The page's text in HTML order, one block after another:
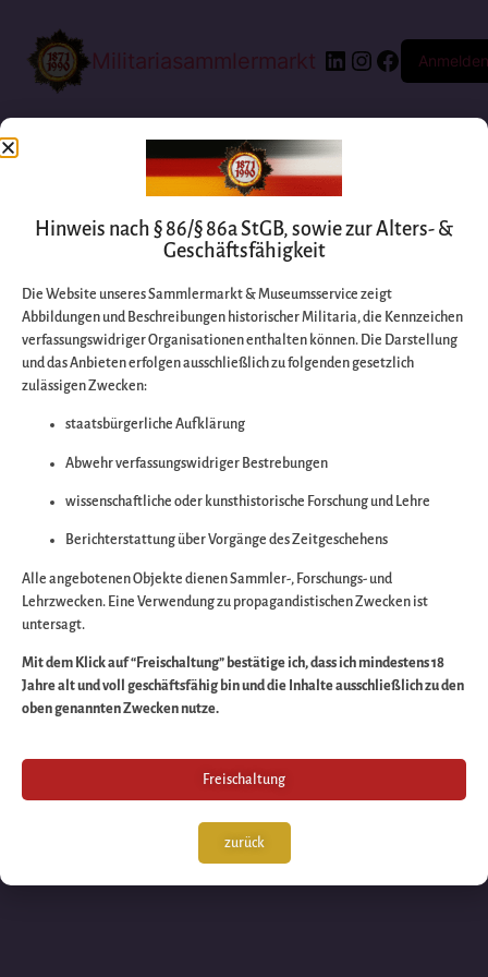
Militariasammlermarkt Anmelden
Entschuldigen Sie
bitte die
Wir arbeiten an
großartigen Sache
schauen Sie bald
wieder vorbei!
Hinweis nach § 86/§ 86a StGB, sowie zur Alters- &
Geschäftsfähigkeit
Die Website unseres Sammlermarkt & Museumsservice zeigt
Abbildungen und Beschreibungen historischer Militaria, die Kennzeichen
verfassungswidriger Organisationen enthalten können. Die Darstellung
und das Anbieten erfolgen ausschließlich zu folgenden gesetzlich
zulässigen Zwecken:
staatsbürgerliche Aufklärung
Abwehr verfassungswidriger Bestrebungen
wissenschaftliche oder kunsthistorische Forschung und Lehre
Berichterstattung über Vorgänge des Zeitgeschehens
Alle angebotenen Objekte dienen Sammler-, Forschungs- und
Lehrzwecken. Eine Verwendung zu propagandistischen Zwecken ist
untersagt.
Mit dem Klick auf “Freischaltung” bestätige ich, dass ich mindestens 18
Jahre alt und voll geschäftsfähig bin und die Inhalte ausschließlich zu den
oben genannten Zwecken nutze.
Freischaltung
zurück